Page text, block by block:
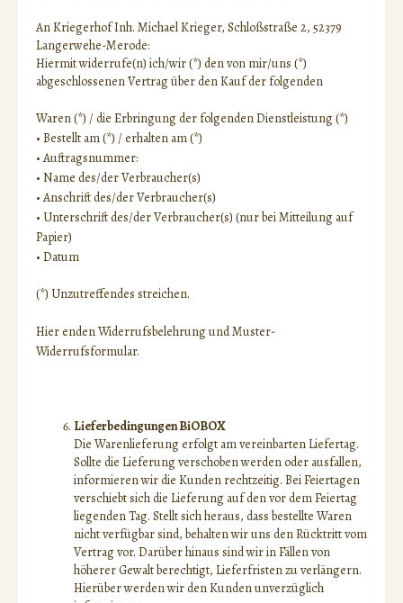
An Kriegerhof Inh. Michael Krieger, Schloßstraße 2, 52379
Langerwehe-Merode:
Hiermit widerrufe(n) ich/wir (*) den von mir/uns (*)
abgeschlossenen Vertrag über den Kauf der folgenden
Waren (*) / die Erbringung der folgenden Dienstleistung (*)
• Bestellt am (*) / erhalten am (*)
• Auftragsnummer:
• Name des/der Verbraucher(s)
• Anschrift des/der Verbraucher(s)
• Unterschrift des/der Verbraucher(s) (nur bei Mitteilung auf
Papier)
• Datum
(*) Unzutreffendes streichen.
Hier enden Widerrufsbelehrung und Muster-
Widerrufsformular.
Lieferbedingungen BiOBOX
Die Warenlieferung erfolgt am vereinbarten Liefertag.
Sollte die Lieferung verschoben werden oder ausfallen,
informieren wir die Kunden rechtzeitig. Bei Feiertagen
verschiebt sich die Lieferung auf den vor dem Feiertag
liegenden Tag. Stellt sich heraus, dass bestellte Waren
nicht verfügbar sind, behalten wir uns den Rücktritt vom
Vertrag vor. Darüber hinaus sind wir in Fällen von
höherer Gewalt berechtigt, Lieferfristen zu verlängern.
Hierüber werden wir den Kunden unverzüglich